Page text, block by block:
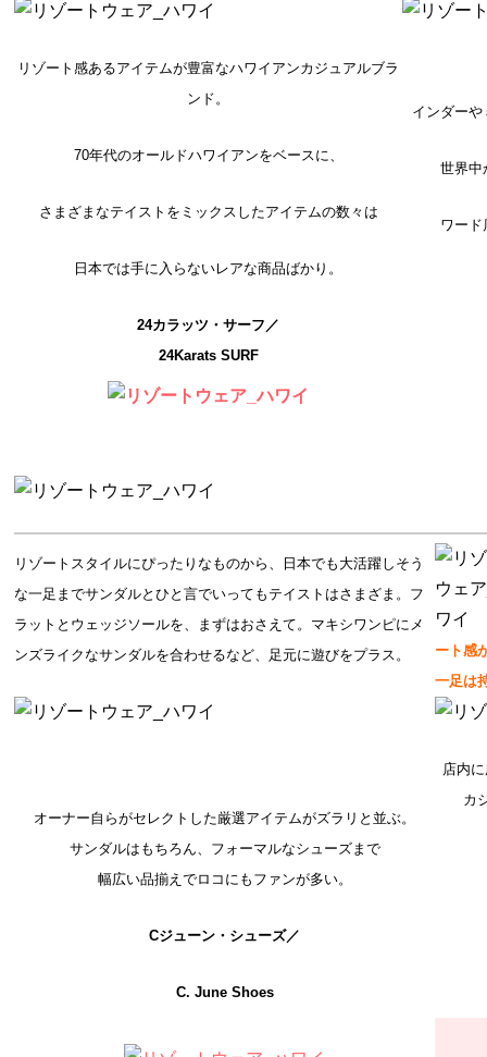
リゾート感あるアイテムが豊富なハワイアンカジュアルブラ
ンド。
70年代のオールドハワイアンをベースに、
さまざまなテイストをミックスしたアイテムの数々は
日本では手に入らないレアな商品ばかり。
24カラッツ・サーフ／
24Karats SURF
インダー
世界中
ワード
リゾートスタイルにぴったりなものから、日本でも大活躍しそう
な一足までサンダルとひと言でいってもテイストはさまざま。フ
ラットとウェッジソールを、まずはおさえて。マキシワンピにメ
ンズライクなサンダルを合わせるなど、足元に遊びをプラス。
ート感
一足は
オーナー自らがセレクトした厳選アイテムがズラリと並ぶ。
サンダルはもちろん、フォーマルなシューズまで
幅広い品揃えでロコにもファンが多い。
Cジューン・シューズ／
C. June Shoes
店内
カ